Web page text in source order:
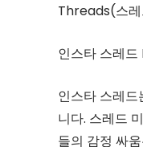
Threads(스레
인스타 스레드
인스타 스레
니다. 스레드
들의 감정 싸